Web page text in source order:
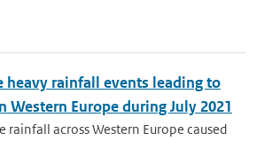
rainfall events leading to
Western Europe during July 2021
rainfall across Western Europe caused